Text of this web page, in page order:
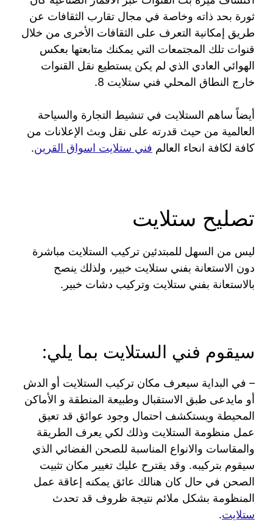
ثورة بحد ذاته وخاصة في مجال تقارب الثقافات عن
طريق إمكانية التعرف على الثقافات الأخرى من خلال
قنوات تلك المجتمعات التي يمكنك متابعتها بعكس
الهوائي العادي الذي لم يكن يستطيع نقل القنوات
خارج النطاق المحلي فني ستلايت 8.
أيضاً ساهم الستلايت في تنشيط التجارة والسياحة
العالمية من حيث قدرته على نقل وبث الإعلانات من
كافة لكافة انحاء العالم فني ستلايت اسواق القرين.
تصليح ستلايت
ليس من السهل للمبتدئين تركيب الستلايت مباشرة
دون الاستعانة بفني ستلايت خبير، ولذلك ينصح
بالاستعانة بفني ستلايت وتركيب دشات خبير.
سيقوم فني الستلايت بما يلي:
– في البداية سيعرف مكان تركيب الستلايت أو الدش
أو مايدعى طبق الاستقبال وطبيعة المنطقة و الأماكن
المحيطة ويستكشف احتمال وجود عوائق قد تعيق
عمل منظومة الستلايت وذلك لكي يعرف الطريقة
والمقاسات والانواع المناسبة للصحن الفضائي الذي
سيقوم بتركيبه. وقد يقترح عليك تغيير مكان تثبيت
الصحن في حال كان هنالك عائق يمكنه إعاقة عمل
المنظومة بشكل ملائم نتيجة ظروف قد تحدث
ستلايت.